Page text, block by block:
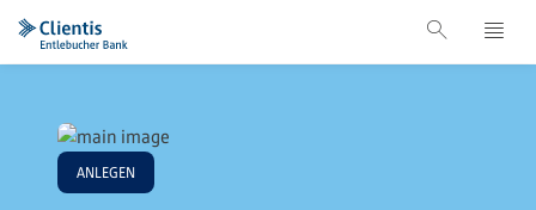
ANLEGEN